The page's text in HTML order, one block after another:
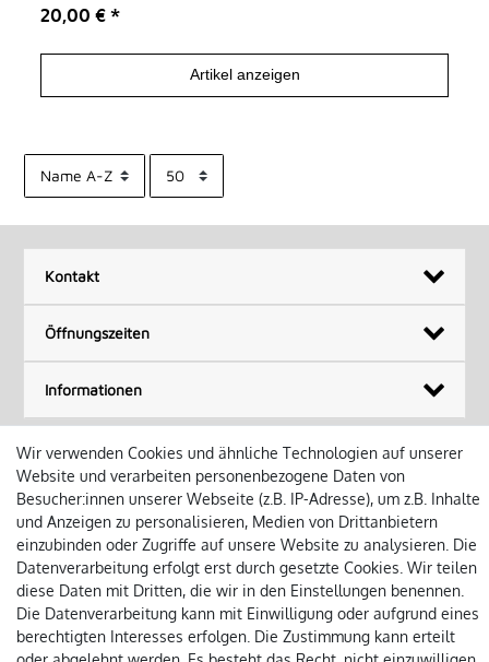
20,00 € *
Artikel anzeigen
Kontakt
Öffnungszeiten
Informationen
Impressum Datenschutz Widerruf AGB Versandarten
Kontakt
* Alle Preise inkl. der gesetzl. MwSt.
Wir verwenden Cookies und ähnliche Technologien auf unserer
Website und verarbeiten personenbezogene Daten von
Besucher:innen unserer Webseite (z.B. IP-Adresse), um z.B. Inhalte
und Anzeigen zu personalisieren, Medien von Drittanbietern
einzubinden oder Zugriffe auf unsere Website zu analysieren. Die
Datenverarbeitung erfolgt erst durch gesetzte Cookies. Wir teilen
diese Daten mit Dritten, die wir in den Einstellungen benennen.
Die Datenverarbeitung kann mit Einwilligung oder aufgrund eines
berechtigten Interesses erfolgen. Die Zustimmung kann erteilt